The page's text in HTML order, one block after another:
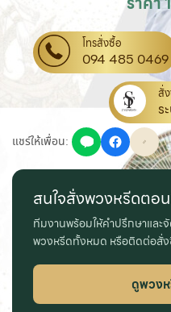
โทรสั่งซื้อ
094 485 0469
สั่
ร
แชร์ให้เพื่อน:
สนใจสั่งพวงหรีดตอ
ทีมงานพร้อมให้คำปรึกษาและ
พวงหรีดทั้งหมด หรือติดต่อสั่
ดูพวง